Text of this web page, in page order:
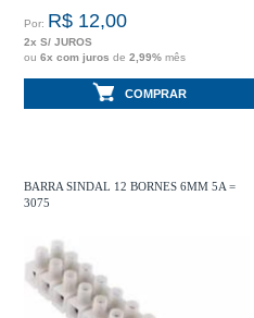
Por: R$ 12,00
2x S/ JUROS
ou 6x com juros de 2,99% mês
COMPRAR
BARRA SINDAL 12 BORNES 6MM 5A =
3075